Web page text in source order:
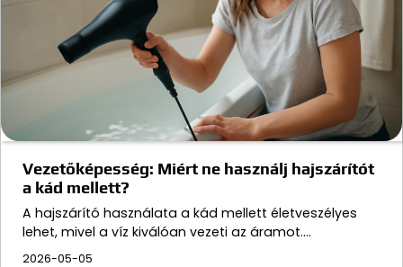
Vezetőképesség: Miért ne használj hajszárítót
a kád mellett?
A hajszárító használata a kád mellett életveszélyes
lehet, mivel a víz kiválóan vezeti az áramot.…
2026-05-05